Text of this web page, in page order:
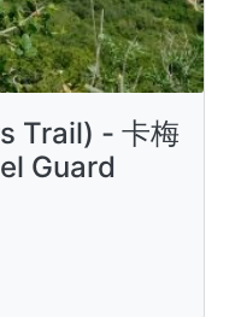
Trail) - 卡梅
Guard